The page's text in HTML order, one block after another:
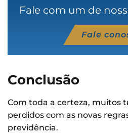
Fale com um de
Fale
Conclusão
Com toda a certeza, muitos
perdidos com as novas
previdência.